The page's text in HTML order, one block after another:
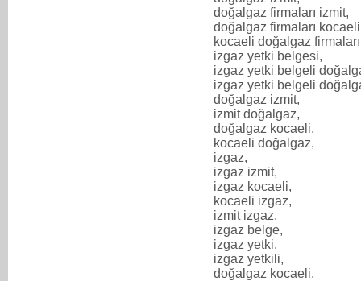
doğalgaz firmaları izmit,
doğalgaz firmaları
kocaeli doğalgaz
izgaz yetki belgesi,
izgaz yetki belgeli
izgaz yetki belgeli
doğalgaz izmit,
izmit doğalgaz,
doğalgaz kocaeli,
kocaeli doğalgaz,
izgaz,
izgaz izmit,
izgaz kocaeli,
kocaeli izgaz,
izmit izgaz,
izgaz belge,
izgaz yetki,
izgaz yetkili,
doğalgaz kocaeli,